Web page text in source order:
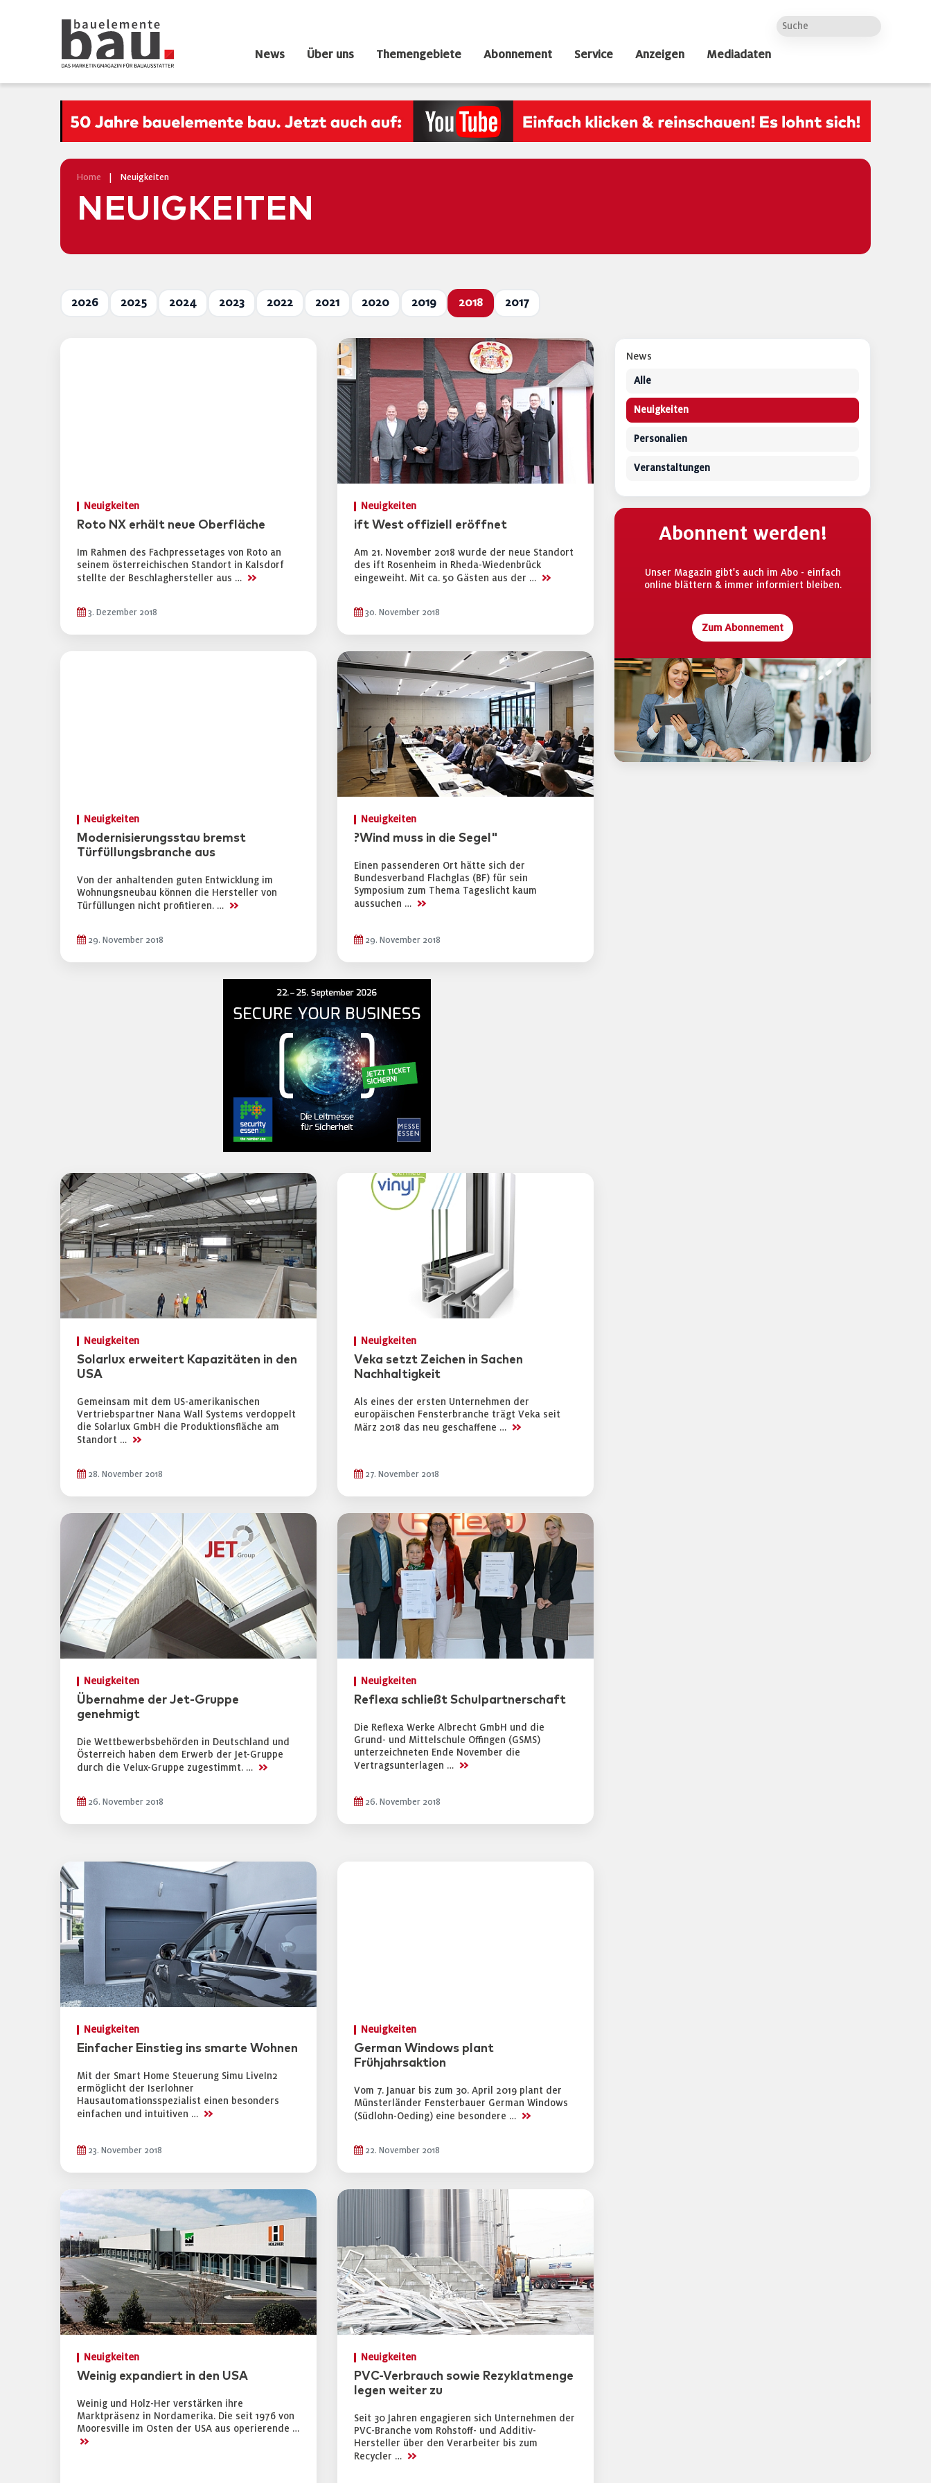
News Über uns Themengebiete Abonnement Service Anzeigen Mediadaten
Home Neuigkeiten
NEUIGKEITEN
2026 2025 2024 2023 2022 2021 2020 2019 2018 2017
Neuigkeiten
Roto NX erhält neue Oberfläche
Im Rahmen des Fachpressetages von Roto an
seinem österreichischen Standort in Kalsdorf
stellte der Beschlaghersteller aus … >>
3. Dezember 2018
Neuigkeiten
ift West offiziell eröffnet
Am 21. November 2018 wurde der neue Standort
des ift Rosenheim in Rheda-Wiedenbrück
eingeweiht. Mit ca. 50 Gästen aus der … >>
30. November 2018
Neuigkeiten
Modernisierungsstau bremst
Türfüllungsbranche aus
Von der anhaltenden guten Entwicklung im
Wohnungsneubau können die Hersteller von
Türfüllungen nicht profitieren. … >>
29. November 2018
Neuigkeiten
?Wind muss in die Segel"
Einen passenderen Ort hätte sich der
Bundesverband Flachglas (BF) für sein
Symposium zum Thema Tageslicht kaum
aussuchen … >>
29. November 2018
Neuigkeiten
Solarlux erweitert Kapazitäten in den
USA
Gemeinsam mit dem US-amerikanischen
Vertriebspartner Nana Wall Systems verdoppelt
die Solarlux GmbH die Produktionsfläche am
Standort … >>
28. November 2018
Neuigkeiten
Veka setzt Zeichen in Sachen
Nachhaltigkeit
Als eines der ersten Unternehmen der
europäischen Fensterbranche trägt Veka seit
März 2018 das neu geschaffene … >>
27. November 2018
Neuigkeiten
Übernahme der Jet-Gruppe
genehmigt
Die Wettbewerbsbehörden in Deutschland und
Österreich haben dem Erwerb der Jet-Gruppe
durch die Velux-Gruppe zugestimmt. … >>
26. November 2018
Neuigkeiten
Reflexa schließt Schulpartnerschaft
Die Reflexa Werke Albrecht GmbH und die
Grund- und Mittelschule Offingen (GSMS)
unterzeichneten Ende November die
Vertragsunterlagen … >>
26. November 2018
Neuigkeiten
Einfacher Einstieg ins smarte Wohnen
Mit der Smart Home Steuerung Simu LiveIn2
ermöglicht der Iserlohner
Hausautomationsspezialist einen besonders
einfachen und intuitiven … >>
23. November 2018
Neuigkeiten
German Windows plant
Frühjahrsaktion
Vom 7. Januar bis zum 30. April 2019 plant der
Münsterländer Fensterbauer German Windows
(Südlohn-Oeding) eine besondere … >>
22. November 2018
Neuigkeiten
Weinig expandiert in den USA
Weinig und Holz-Her verstärken ihre
Marktpräsenz in Nordamerika. Die seit 1976 von
Mooresville im Osten der USA aus operierende …
>>
Neuigkeiten
PVC-Verbrauch sowie Rezyklatmenge
legen weiter zu
Seit 30 Jahren engagieren sich Unternehmen der
PVC-Branche vom Rohstoff- und Additiv-
Hersteller über den Verarbeiter bis zum
Recycler … >>
News
Alle
Neuigkeiten
Personalien
Veranstaltungen
Abonnent werden!
Unser Magazin gibt's auch im Abo - einfach
online blättern & immer informiert bleiben.
Zum Abonnement